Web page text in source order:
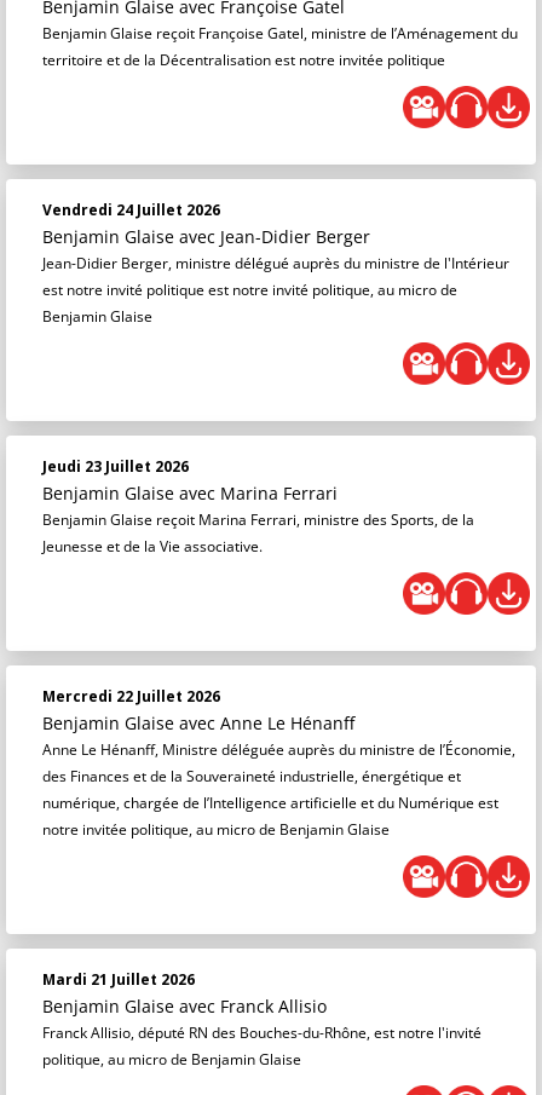
Benjamin Glaise avec Françoise Gatel
Benjamin Glaise reçoit Françoise Gatel, ministre de l’Aménagement du
territoire et de la Décentralisation est notre invitée politique
Vendredi 24 Juillet 2026
Benjamin Glaise avec Jean-Didier Berger
Jean-Didier Berger, ministre délégué auprès du ministre de l'Intérieur
est notre invité politique est notre invité politique, au micro de
Benjamin Glaise
Jeudi 23 Juillet 2026
Benjamin Glaise avec Marina Ferrari
Benjamin Glaise reçoit Marina Ferrari, ministre des Sports, de la
Jeunesse et de la Vie associative.
Mercredi 22 Juillet 2026
Benjamin Glaise avec Anne Le Hénanff
Anne Le Hénanff, Ministre déléguée auprès du ministre de l’Économie,
des Finances et de la Souveraineté industrielle, énergétique et
numérique, chargée de l’Intelligence artificielle et du Numérique est
notre invitée politique, au micro de Benjamin Glaise
Mardi 21 Juillet 2026
Benjamin Glaise avec Franck Allisio
Franck Allisio, député RN des Bouches-du-Rhône, est notre l'invité
politique, au micro de Benjamin Glaise